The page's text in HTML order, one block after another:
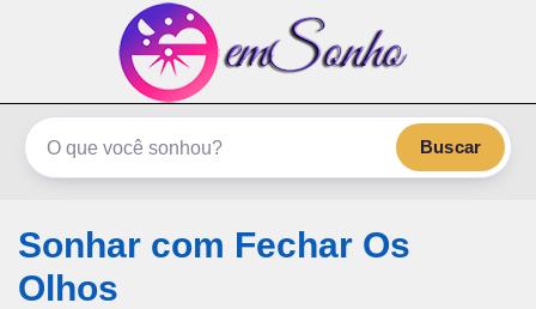
emSonho.com
Os sonhos significam mais
Buscar
Sonhar com Fechar Os
Olhos